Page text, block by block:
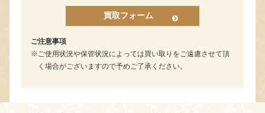
買取フォーム
ご注意事項
ご使用状況や保管状況によっては買い取りをご遠慮させて頂
く場合がございますので予めご了承ください。